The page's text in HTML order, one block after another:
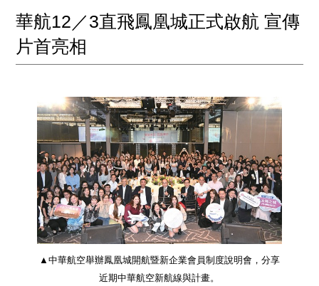
華航12／3直飛鳳凰城正式啟航 宣傳
片首亮相
▲中華航空舉辦鳳凰城開航暨新企業會員制度說明會，分享
近期中華航空新航線與計畫。